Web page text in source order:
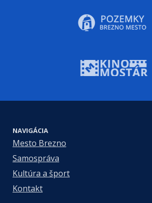
NAVIGÁCIA
Mesto Brezno
Samospráva
Kultúra a šport
Kontakt